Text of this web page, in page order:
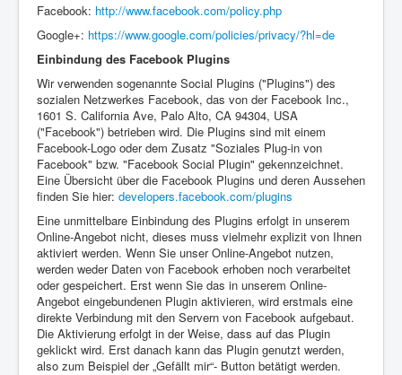
Facebook: http://www.facebook.com/policy.php
Google+: https://www.google.com/policies/privacy/?hl=de
Einbindung des Facebook Plugins
Wir verwenden sogenannte Social Plugins ("Plugins") des
sozialen Netzwerkes Facebook, das von der Facebook Inc.,
1601 S. California Ave, Palo Alto, CA 94304, USA
("Facebook") betrieben wird. Die Plugins sind mit einem
Facebook-Logo oder dem Zusatz "Soziales Plug-in von
Facebook" bzw. "Facebook Social Plugin" gekennzeichnet.
Eine Übersicht über die Facebook Plugins und deren Aussehen
finden Sie hier: developers.facebook.com/plugins
Eine unmittelbare Einbindung des Plugins erfolgt in unserem
Online-Angebot nicht, dieses muss vielmehr explizit von Ihnen
aktiviert werden. Wenn Sie unser Online-Angebot nutzen,
werden weder Daten von Facebook erhoben noch verarbeitet
oder gespeichert. Erst wenn Sie das in unserem Online-
Angebot eingebundenen Plugin aktivieren, wird erstmals eine
direkte Verbindung mit den Servern von Facebook aufgebaut.
Die Aktivierung erfolgt in der Weise, dass auf das Plugin
geklickt wird. Erst danach kann das Plugin genutzt werden,
also zum Beispiel der „Gefällt mir“- Button betätigt werden.